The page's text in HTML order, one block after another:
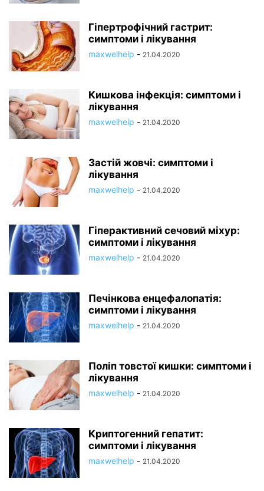
Гіпертрофічний гастрит:
симптоми і лікування
maxwelhelp - 21.04.2020
Кишкова інфекція: симптоми і
лікування
maxwelhelp - 21.04.2020
Застій жовчі: симптоми і
лікування
maxwelhelp - 21.04.2020
Гіперактивний сечовий міхур:
симптоми і лікування
maxwelhelp - 21.04.2020
Печінкова енцефалопатія:
симптоми і лікування
maxwelhelp - 21.04.2020
Поліп товстої кишки: симптоми і
лікування
maxwelhelp - 21.04.2020
Криптогенний гепатит:
симптоми і лікування
maxwelhelp - 21.04.2020